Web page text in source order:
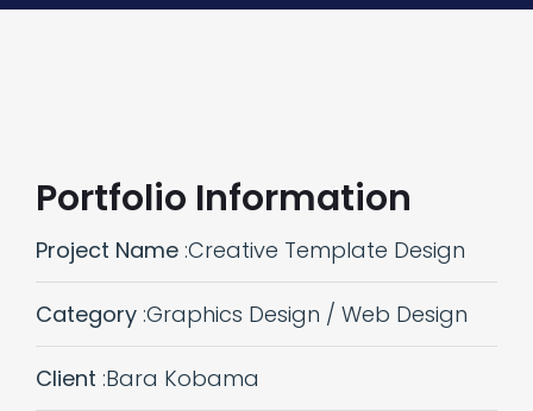
Portfolio Information
Project Name :Creative Template Design
Category :Graphics Design / Web Design
Client :Bara Kobama